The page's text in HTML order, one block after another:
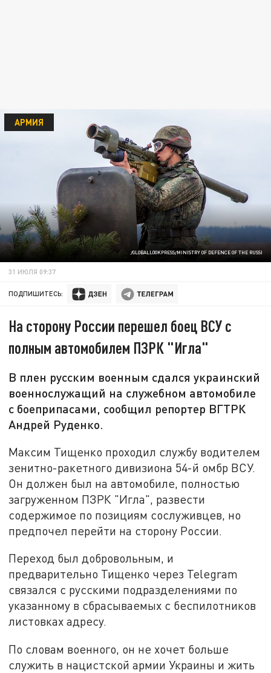
/GLOBALLOOKPRESS/MINISTRY OF DEFENCE OF THE RUSSI
АРМИЯ
31 ИЮЛЯ 09:37
ПОДПИШИТЕСЬ:
На сторону России перешел боец ВСУ с
полным автомобилем ПЗРК "Игла"
В плен русским военным сдался украинский
военнослужащий на служебном автомобиле
с боеприпасами, сообщил репортер ВГТРК
Андрей Руденко.
Максим Тищенко проходил службу водителем
зенитно-ракетного дивизиона 54-й омбр ВСУ.
Он должен был на автомобиле, полностью
загруженном ПЗРК "Игла", развести
содержимое по позициям сослуживцев, но
предпочел перейти на сторону России.
Переход был добровольным, и
предварительно Тищенко через Telegram
связался с русскими подразделениями по
указанному в сбрасываемых с беспилотников
листовках адресу.
По словам военного, он не хочет больше
служить в нацистской армии Украины и жить